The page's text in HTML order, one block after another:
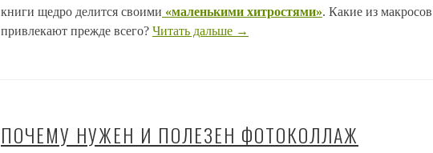
книги щедро делится своими «маленькими хитростями». Какие из макросов
привлекают прежде всего? Читать дальше →
ПОЧЕМУ НУЖЕН И ПОЛЕЗЕН ФОТОКОЛЛАЖ